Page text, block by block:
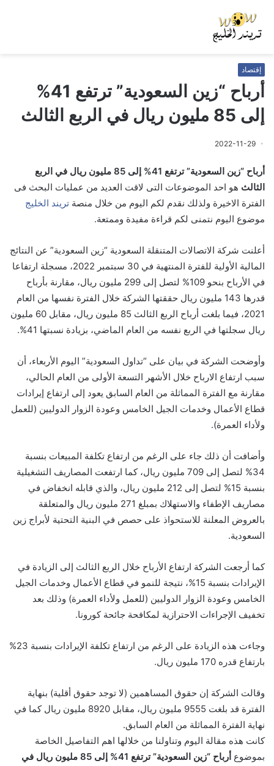
إقتصاد
أرباح “زين السعودية” ترتفع 41%
إلى 85 مليون ريال في الربع الثالث
2022-11-29
أرباح “زين السعودية” ترتفع 41% إلى 85 مليون ريال في الربع
الثالث هو احد الموضوعات التى لاقت العديد من عمليات البحث فى
الفترة الاخيرة ولذلك نقدم لكم اليوم من خلال منصة تريند الخليج
موضوع اليوم نتمنى لكم قراءة مفيدة وممتعة.
أعلنت شركة الاتصالات المتنقلة السعودية “زين السعودية” عن النتائج
المالية الأولية للفترة المنتهية في 30 سبتمبر 2022، مسجلة ارتفاعا
في الأرباح بنحو 109% لتصل إلى 299 مليون ريال، مقارنة بأرباح
قدرها 143 مليون ريال حققتها الشركة خلال الفترة نفسها من العام
2021، فيما بلغت أرباح الربع الثالث 85 مليون ريال، مقابل 60 مليون
ريال سجلتها في الربع نفسه من العام الماضي، بزيادة نسبتها 41%.
وأوضحت الشركة في بيان على “تداول السعودية” اليوم الأربعاء، أن
سبب ارتفاع الارباح خلال الأشهر التسعة الأولى من العام الحالي،
مقارنة مع الفترة المماثلة من العام السابق يعود إلى ارتفاع إيرادات
قطاع الأعمال وخدمات الجيل الخامس وعودة الزوار الدوليين (للعمل
ولأداء العمرة).
وأضافت أن ذلك جاء على الرغم من ارتفاع تكلفة المبيعات بنسبة
34% لتصل إلى 709 مليون ريال، كما ارتفعت المصاريف التشغيلية
بنسبة 15% لتصل إلى 212 مليون ريال، والذي قابله انخفاض في
مصاريف الإطفاء والاستهلاك بمبلغ 271 مليون ريال والمتعلقة
بالعروض المعلنة للاستحواذ على حصص في البنية التحتية لأبراج زين
السعودية.
كما أرجعت الشركة ارتفاع الأرباح خلال الربع الثالث إلى الزيادة في
الإيرادات بنسبة 15%، نتيجة للنمو في قطاع الأعمال وخدمات الجيل
الخامس وعودة الزوار الدوليين (للعمل ولأداء العمرة) وذلك بعد
تخفيف الإجراءات الاحترازية لمكافحة جائحة كورونا.
وجاءت هذه الزيادة على الرغم من ارتفاع تكلفة الإيرادات بنسبة 23%
بارتفاع قدره 170 مليون ريال.
وقالت الشركة إن حقوق المساهمين (لا توجد حقوق أقلية) بنهاية
الفترة قد بلغت 9555 مليون ريال، مقابل 8920 مليون ريال كما في
نهاية الفترة المماثلة من العام السابق.
كانت هذه مقالة اليوم وتناولنا من خلالها اهم التفاصيل الخاصة
بموضوع
أرباح “زين السعودية” ترتفع 41% إلى 85 مليون ريال في